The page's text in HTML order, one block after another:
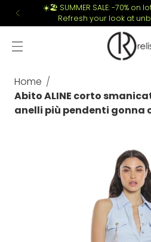
☀️🏖️ SUMMER SALE: -70% on
Refresh your look at
Home
Abito ALINE corto
anelli più pendenti gonna